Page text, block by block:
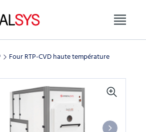
Four RTP-CVD haute température